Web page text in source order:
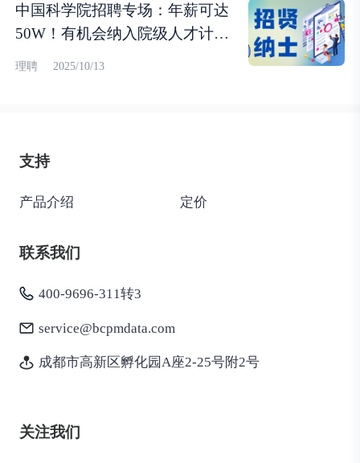
中国科学院招聘专场：年薪可达
50W！有机会纳入院级人才计
划！
理聘 2025/10/13
支持
产品介绍 定价
联系我们
400-9696-311转3
service@bcpmdata.com
成都市高新区孵化园A座2-25号附2号
关注我们